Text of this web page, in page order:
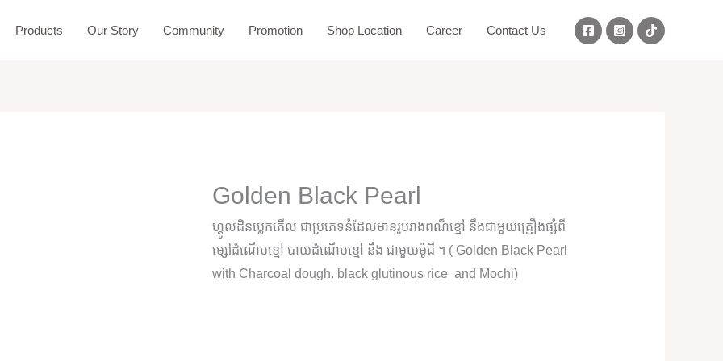
Products Our Story Community Promotion Shop Location Career Contact Us
Golden Black Pearl
ហ្គូលដិនប្លេកភើល ជាប្រភេទនំដែលមានរូបរាងពណ៏ខ្មៅ នឹងជាមួយគ្រឿងផ្សំពី
ម្សៅដំណើបខ្មៅ បាយដំណើបខ្មៅ នឹង ជាមួយម៉ូជី ។ ( Golden Black Pearl
with Charcoal dough. black glutinous rice and Mochi)